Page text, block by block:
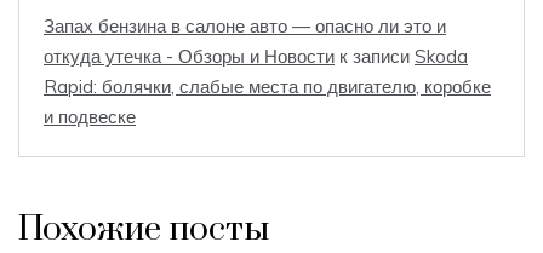
Запах бензина в салоне авто — опасно ли это и
откуда утечка - Обзоры и Новости к записи Skoda
Rapid: болячки, слабые места по двигателю, коробке
и подвеске
Похожие посты